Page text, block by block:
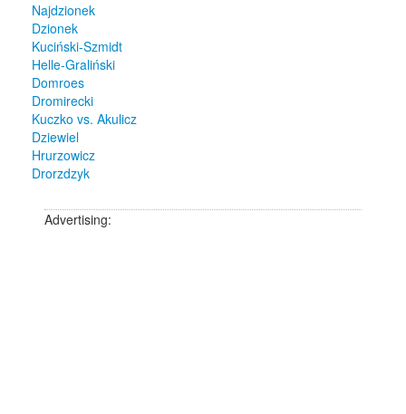
Najdzionek
Dzionek
Kuciński-Szmidt
Helle-Graliński
Domroes
Dromirecki
Kuczko vs. Akulicz
Dziewiel
Hrurzowicz
Drorzdzyk
Advertising: